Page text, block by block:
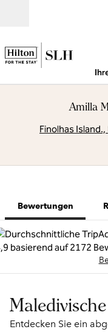
Amilla
Finolhas
Bewertungen
Entdecken Sie ein